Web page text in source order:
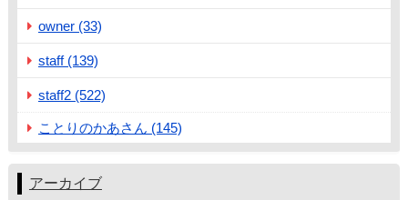
owner (33)
staff (139)
staff2 (522)
ことりのかあさん (145)
アーカイブ